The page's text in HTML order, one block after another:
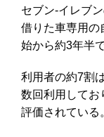
セブン‐イレブ
借りた車専用の
始から約3年半
利用者の約7割
数回利用してお
評価されている